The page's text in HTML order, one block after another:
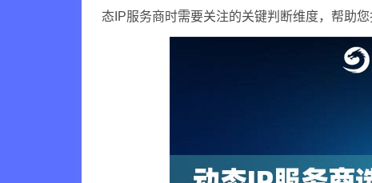
态IP服务商时需要关注的关键判断维度，帮助您